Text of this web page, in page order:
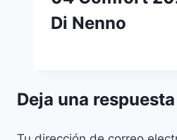
Di Nenno
Deja una respuesta